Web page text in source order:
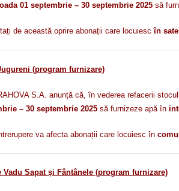
01 septembrie – 30 septembrie 2025 să
de această oprire abonații care locuiescîn
(program furnizare)
S.A. anunță că, în vederea refacerii
– 30 septembrie 2025 să furnizeze apă în
va afecta abonații care locuiesc în
Vadu Sapat și Fântânele (program furnizare)